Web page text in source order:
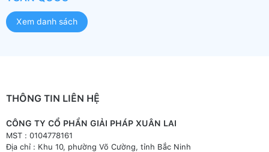
Xem danh sách
THÔNG TIN LIÊN HỆ
CÔNG TY CỔ PHẦN GIẢI PHÁP XUÂN LAI
MST : 0104778161
Địa chỉ : Khu 10, phường Võ Cường, tỉnh Bắc Ninh